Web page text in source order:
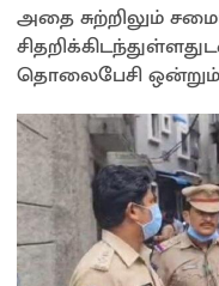
அதை சுற்றிலும்
தொலைபேசி ஒன்றும்